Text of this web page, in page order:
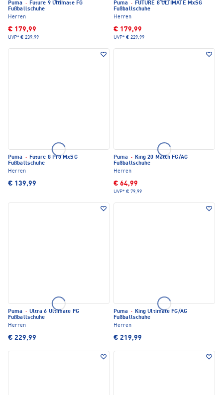
Puma · Future 9 Ultimate FG
Fußballschuhe
Herren
€ 179,99
UVP* € 239,99
Puma · FUTURE 8 ULTIMATE MxSG
Fußballschuhe
Herren
€ 179,99
UVP* € 229,99
Puma · Future 8 Pro MxSG
Fußballschuhe
Herren
€ 139,99
Puma · King 20 Match FG/AG
Fußballschuhe
Herren
€ 64,99
UVP* € 79,99
Puma · Ultra 6 Ultimate FG
Fußballschuhe
Herren
€ 229,99
Puma · King Ultimate FG/AG
Fußballschuhe
Herren
€ 219,99